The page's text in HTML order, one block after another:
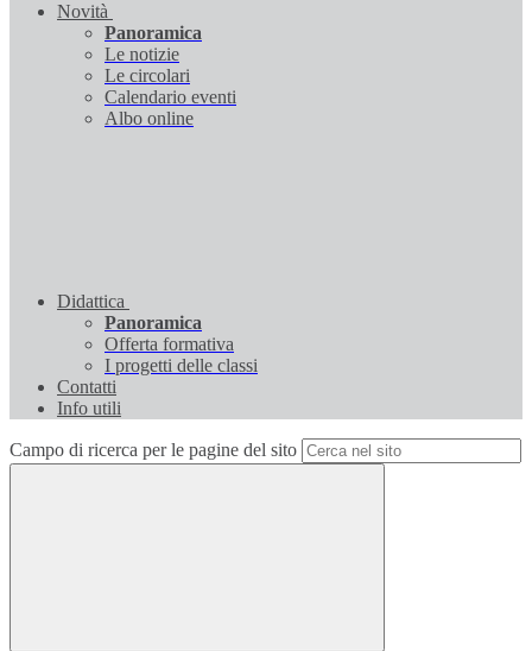
Novità
Panoramica
Le notizie
Le circolari
Calendario eventi
Albo online
Didattica
Panoramica
Offerta formativa
I progetti delle classi
Contatti
Info utili
Campo di ricerca per le pagine del sito